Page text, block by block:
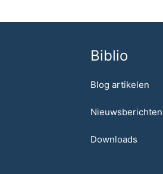
Biblio
Blog artikelen
Nieuwsberichten
Downloads